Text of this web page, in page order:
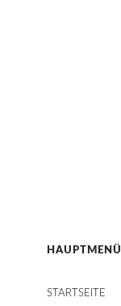
HAUPTMENÜ
STARTSEITE